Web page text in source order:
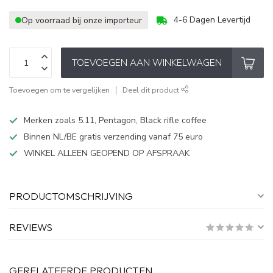
Op voorraad bij onze importeur 4-6 Dagen Levertijd
TOEVOEGEN AAN WINKELWAGEN
Toevoegen om te vergelijken Deel dit product
Merken zoals 5.11, Pentagon, Black rifle coffee
Binnen NL/BE gratis verzending vanaf 75 euro
WINKEL ALLEEN GEOPEND OP AFSPRAAK
PRODUCTOMSCHRIJVING
REVIEWS
GERELATEERDE PRODUCTEN